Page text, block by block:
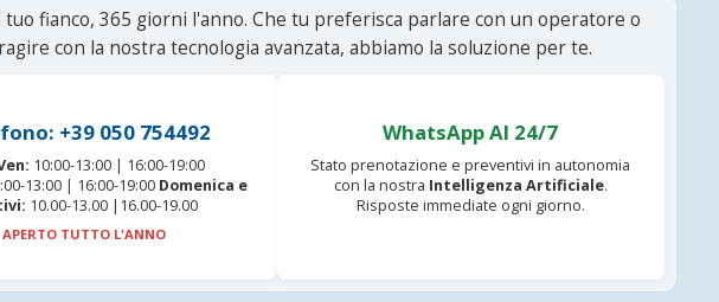
tuo fianco, 365 giorni l'anno. Che tu preferisca parlare con un operatore o
con la nostra tecnologia avanzata, abbiamo la soluzione per te.
+39 050 754492
10:00-13:00 | 16:00-19:00
13:00 | 16:00-19:00 Domenica e
10.00-13.00 |16.00-19.00
APERTO TUTTO L'ANNO
WhatsApp AI 24/7
Stato prenotazione e preventivi in autonomia
con la nostra Intelligenza Artificiale.
Risposte immediate ogni giorno.